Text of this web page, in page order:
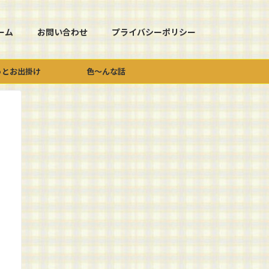
ム お問い合わせ プライバシーポリシー
お出掛け 色～んな話